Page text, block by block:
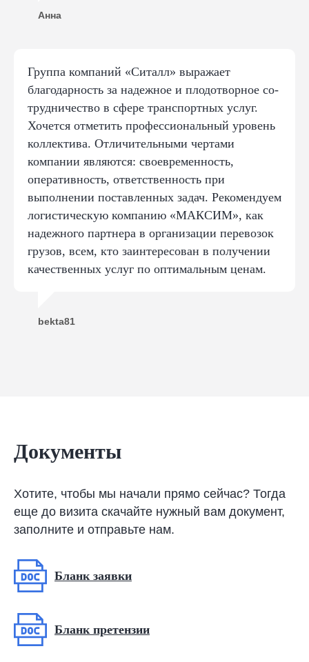
Анна
Группа компаний «Ситалл» выражает
благодарность за надежное и плодотворное со­
тру­дни­чес­тво в сфере транспортных услуг.
Хочется отметить профессиональный уровень
коллектива. Отличительными чертами
компании являются: своевременность,
оперативность, ответственность при
выполнении поставленных задач. Рекомендуем
логистическую компанию «МАКСИМ», как
надежного партнера в организации перевозок
грузов, всем, кто заинтересован в получении
качественных услуг по оптимальным ценам.
bekta81
Документы
Хотите, чтобы мы начали прямо сейчас? Тогда
еще до визита скачайте нужный вам документ,
заполните и отправьте нам.
Бланк заявки
Бланк претензии